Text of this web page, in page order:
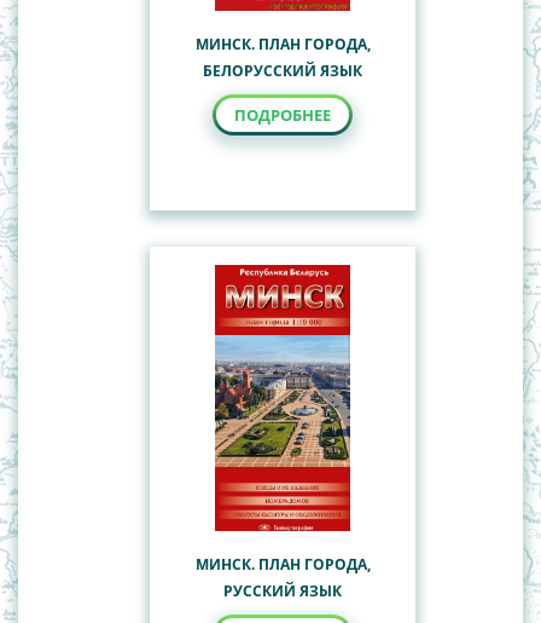
МИНСК. ПЛАН ГОРОДА,
БЕЛОРУССКИЙ ЯЗЫК
ПОДРОБНЕЕ
МИНСК. ПЛАН ГОРОДА,
РУССКИЙ ЯЗЫК